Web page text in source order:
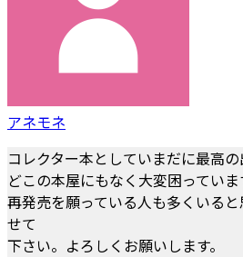
アネモネ
コレクター本としていまだに最高
どこの本屋にもなく大変困っていま
再発売を願っている人も多くいる
せて
下さい。よろしくお願いします。